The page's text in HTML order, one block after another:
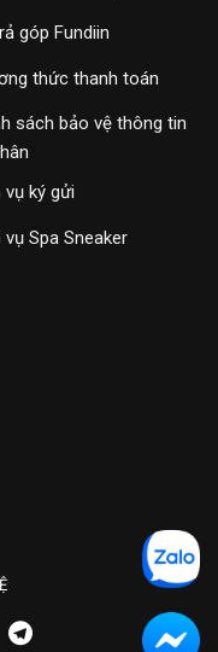
góp Fundiin
thức thanh toán
sách bảo vệ thông tin
vụ ký gửi
vụ Spa Sneaker